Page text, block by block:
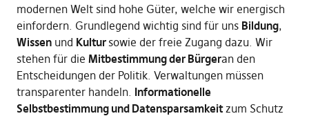
modernen Welt sind hohe Güter, welche wir energisch
einfordern. Grundlegend wichtig sind für uns Bildung,
Wissenund Kultursowie der freie Zugang dazu. Wir
stehen für die Mitbestimmung der Bürgeran den
Entscheidungen der Politik. Verwaltungen müssen
transparenter handeln. Informationelle
Selbstbestimmung und Datensparsamkeitzum Schutz